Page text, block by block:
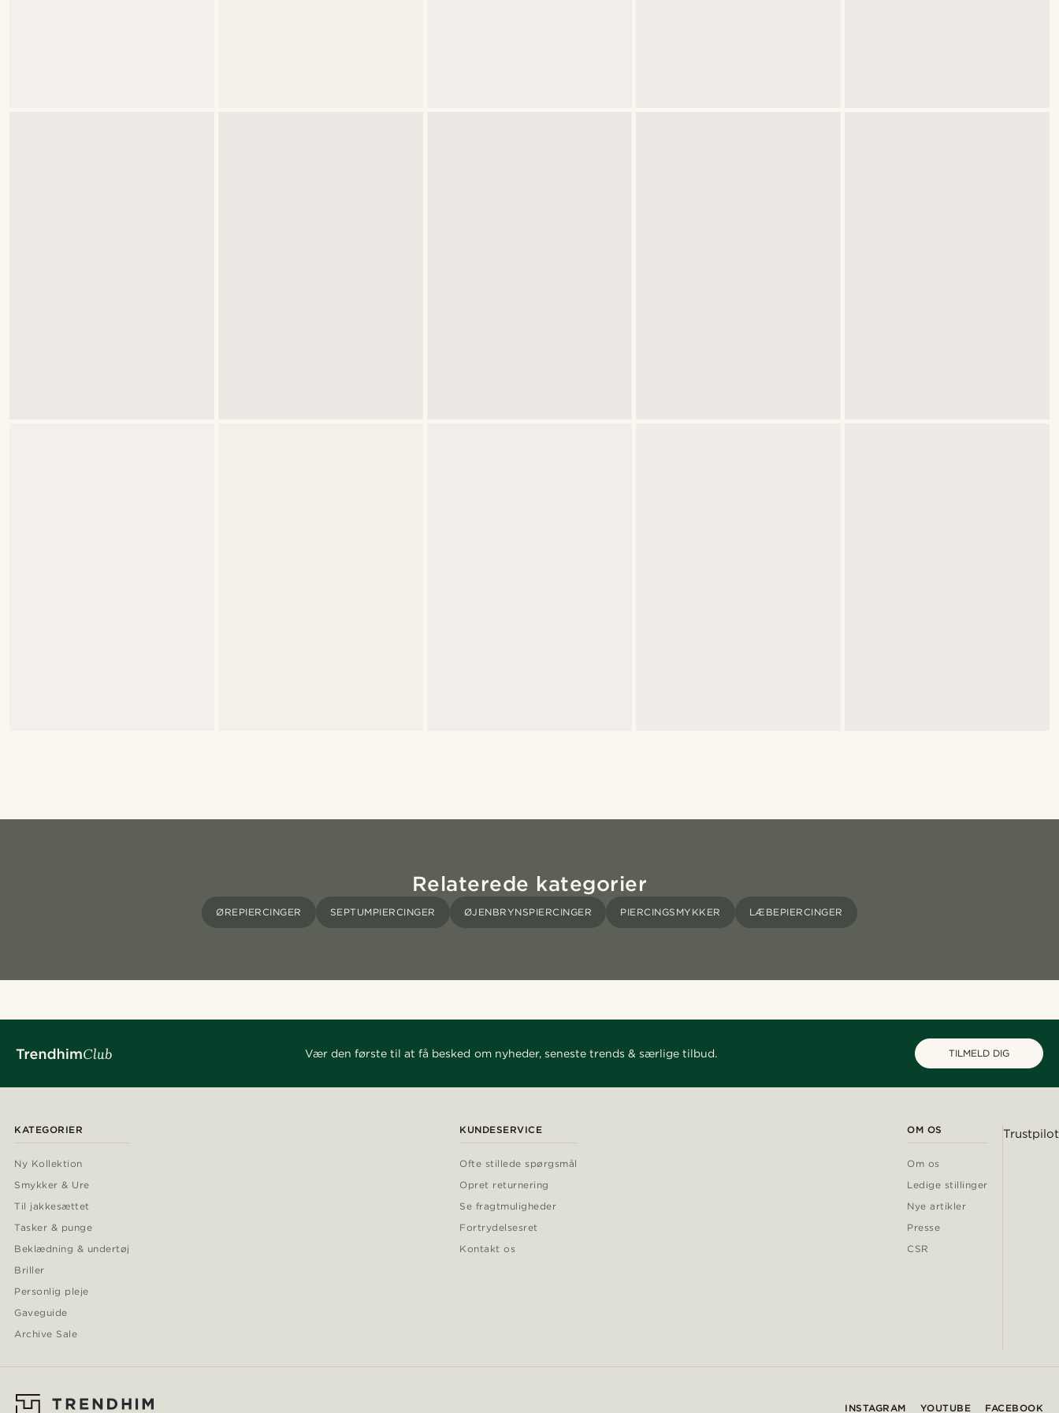
Relaterede kategorier
ØREPIERCINGER SEPTUMPIERCINGER ØJENBRYNSPIERCINGER PIERCINGSMYKKER LÆBEPIERCINGER
Vær den første til at få besked om nyheder, seneste trends & særlige tilbud. TILMELD DIG
KATEGORIER
Ny Kollektion
Smykker & Ure
Til jakkesættet
Tasker & punge
Beklædning & undertøj
Briller
Personlig pleje
Gaveguide
Archive Sale
KUNDESERVICE
Ofte stillede spørgsmål
Opret returnering
Se fragtmuligheder
Fortrydelsesret
Kontakt os
OM OS
Om os
Ledige stillinger
Nye artikler
Presse
CSR
Trustpilot
INSTAGRAM YOUTUBE FACEBOOK